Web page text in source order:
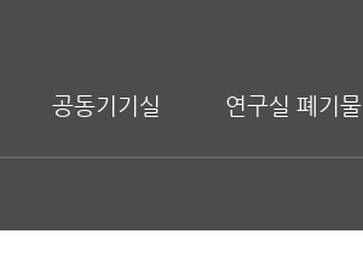
공동기기실 연구실 폐기물